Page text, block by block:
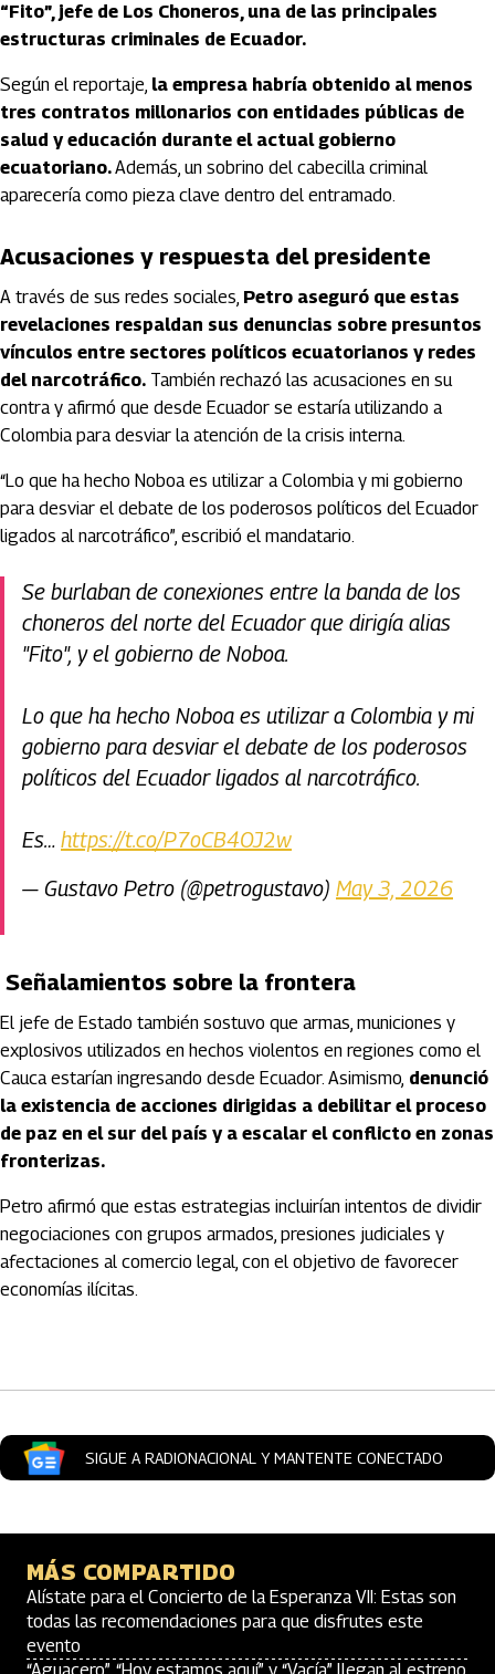
“Fito”, jefe de Los Choneros, una de las principales
estructuras criminales de Ecuador.
Según el reportaje, la empresa habría obtenido al menos
tres contratos millonarios con entidades públicas de
salud y educación durante el actual gobierno
ecuatoriano.Además, un sobrino del cabecilla criminal
aparecería como pieza clave dentro del entramado.
Acusaciones y respuesta del presidente
A través de sus redes sociales, Petro aseguró que estas
revelaciones respaldan sus denuncias sobre presuntos
vínculos entre sectores políticos ecuatorianos y redes
del narcotráfico. También rechazó las acusaciones en su
contra y afirmó que desde Ecuador se estaría utilizando a
Colombia para desviar la atención de la crisis interna.
“Lo que ha hecho Noboa es utilizar a Colombia y mi gobierno
para desviar el debate de los poderosos políticos del Ecuador
ligados al narcotráfico”, escribió el mandatario.
Se burlaban de conexiones entre la banda de los
choneros del norte del Ecuador que dirigía alias
"Fito", y el gobierno de Noboa.
Lo que ha hecho Noboa es utilizar a Colombia y mi
gobierno para desviar el debate de los poderosos
políticos del Ecuador ligados al narcotráfico.
Es… https://t.co/P7oCB4OJ2w
— Gustavo Petro (@petrogustavo) May 3, 2026
Señalamientos sobre la frontera
El jefe de Estado también sostuvo que armas, municiones y
explosivos utilizados en hechos violentos en regiones como el
Cauca estarían ingresando desde Ecuador. Asimismo, denunció
la existencia de acciones dirigidas a debilitar el proceso
de paz en el sur del país y a escalar el conflicto en zonas
fronterizas.
Petro afirmó que estas estrategias incluirían intentos de dividir
negociaciones con grupos armados, presiones judiciales y
afectaciones al comercio legal, con el objetivo de favorecer
economías ilícitas.
SIGUE A RADIONACIONAL Y MANTENTE CONECTADO
MÁS COMPARTIDO
Alístate para el Concierto de la Esperanza VII: Estas son
todas las recomendaciones para que disfrutes este
evento